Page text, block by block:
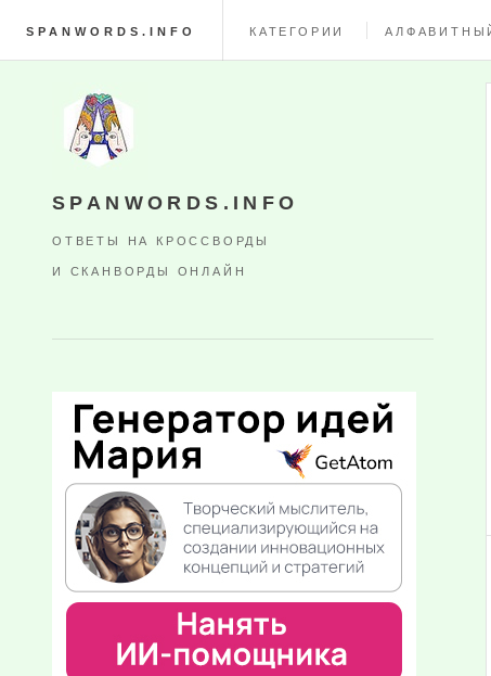
SPANWORDS.INFO КАТЕГОРИИ
SPANWORDS.INFO
ОТВЕТЫ НА КРОССВОРДЫ
И СКАНВОРДЫ ОНЛАЙН